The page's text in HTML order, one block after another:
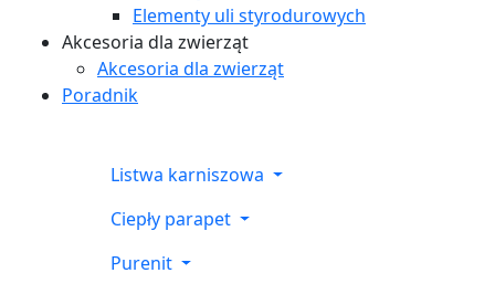
Elementy uli styrodurowych
Akcesoria dla zwierząt
Akcesoria dla zwierząt
Poradnik
Listwa karniszowa
Ciepły parapet
Purenit